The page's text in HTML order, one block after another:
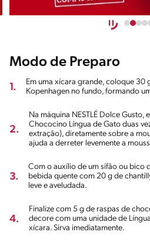
Modo de Preparo
1.
Em uma xícara grande, coloque 30
Kopenhagen no fundo, formando
2.
Na máquina NESTLÉ Dolce Gusto,
Chococino Língua de Gato duas
extração), diretamente sobre a
ajuda a derreter levemente a
3.
Com o auxílio de um sifão ou bico
bebida quente com 20 g de
leve e aveludada.
4.
Finalize com 5 g de raspas de
decore com uma unidade de
xícara. Sirva imediatamente.